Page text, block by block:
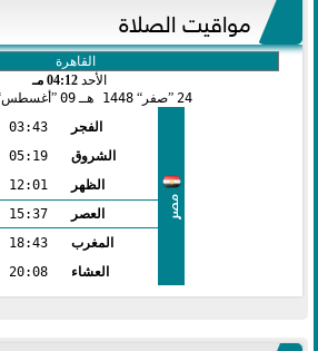
مواقيت الصلاة
الأحد04:12 مـ
24 صفر 1448 هـ 09 أغسطس
مصر
الفجر
03:43
الشروق
05:19
الظهر
12:01
العصر
15:37
المغرب
18:43
العشاء
20:08